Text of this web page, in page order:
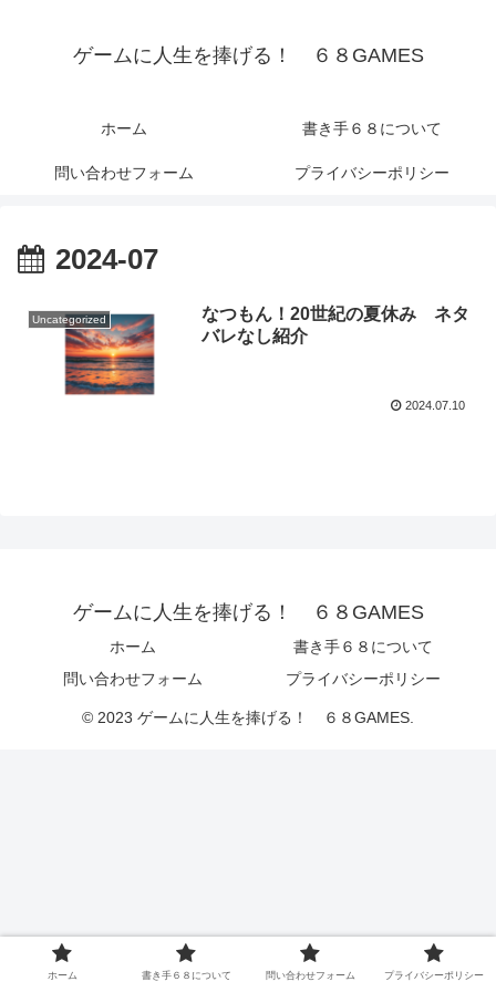
ゲームに人生を捧げる！ ６８GAMES
ホーム 書き手６８について
問い合わせフォーム プライバシーポリシー
2024-07
Uncategorized
なつもん！20世紀の夏休み ネタ
バレなし紹介
2024.07.10
ゲームに人生を捧げる！ ６８GAMES
ホーム
書き手６８について
問い合わせフォーム
プライバシーポリシー
© 2023 ゲームに人生を捧げる！ ６８GAMES.
ホーム 書き手６８について 問い合わせフォーム プライバシーポリシー